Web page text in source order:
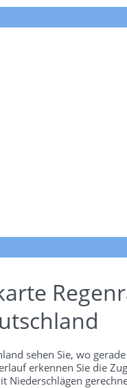
sehen Sie, wo
erkennen Sie die
Niederschlägen